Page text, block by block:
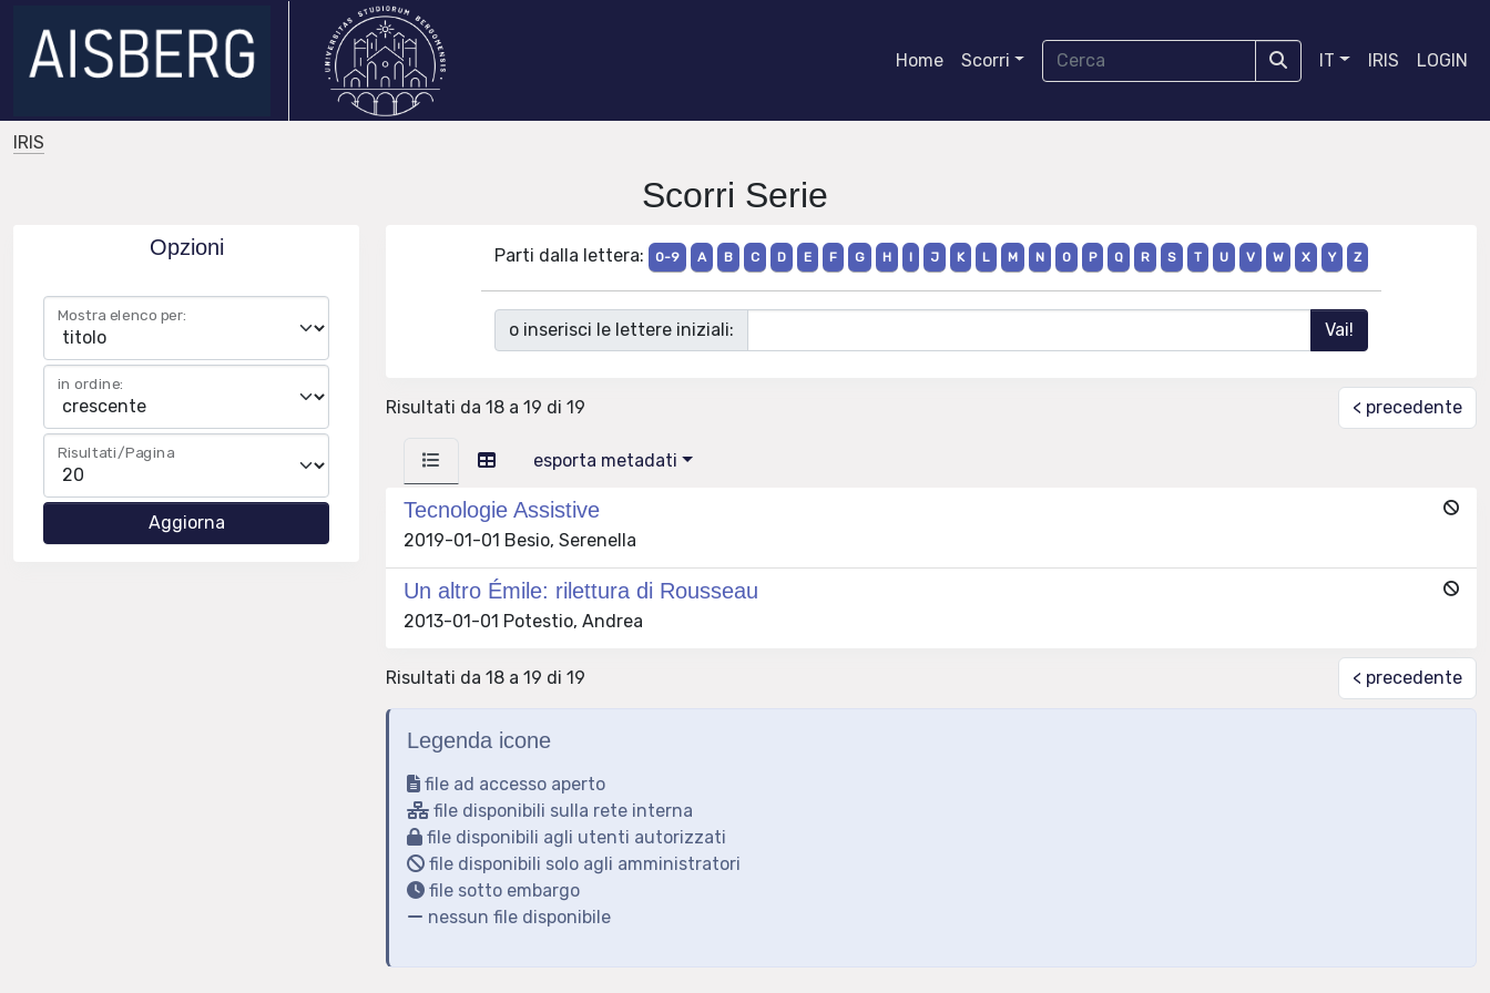
Home Scorri IT IRIS LOGIN
IRIS
Scorri Serie
Opzioni
Mostra elenco per:
in ordine:
Risultati/Pagina
Parti dalla lettera: 0-9 A B C D E F G H I J K L M N O P Q R S T U V W X Y Z
o inserisci le lettere iniziali:
Risultati da 18 a 19 di 19 < precedente
esporta metadati
Tecnologie Assistive
2019-01-01 Besio, Serenella
Un altro Émile: rilettura di Rousseau
2013-01-01 Potestio, Andrea
Risultati da 18 a 19 di 19 < precedente
Legenda icone
file ad accesso aperto
file disponibili sulla rete interna
file disponibili agli utenti autorizzati
file disponibili solo agli amministratori
file sotto embargo
nessun file disponibile